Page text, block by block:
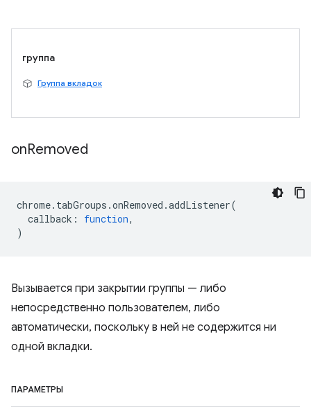
группа
Группа вкладок
onRemoved
chrome. tabGroups .onRemoved .addListener(
callback : function,
)
Вызывается при закрытии группы — либо
непосредственно пользователем, либо
автоматически, поскольку в ней не содержится ни
одной вкладки.
ПАРАМЕТРЫ